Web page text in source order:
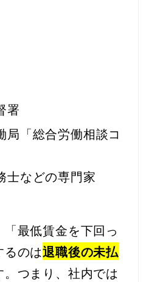
署
局「総合労働相談コ
士などの専門家
最低賃金を下回っ
るのは退職後の未払
つまり、社内では